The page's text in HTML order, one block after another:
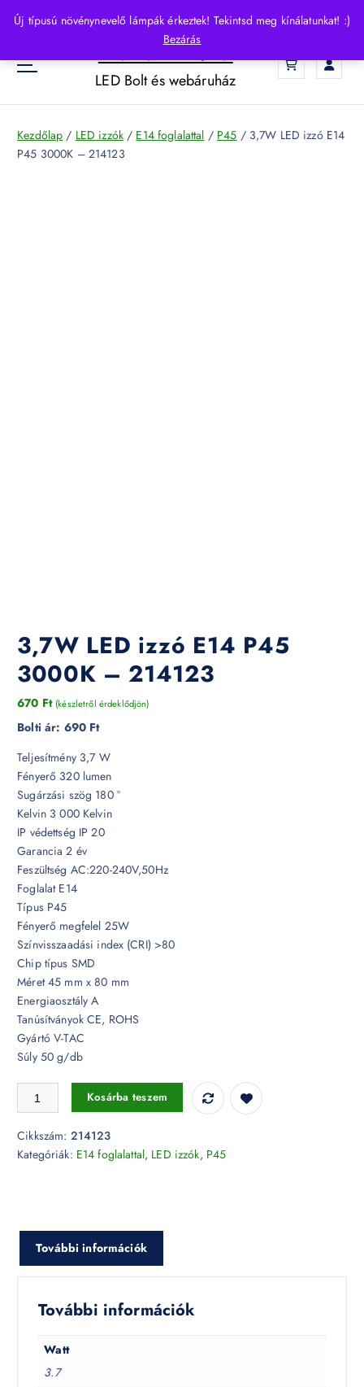
Új típusú növénynevelő lámpák érkeztek! Tekintsd meg kínálatunkat! :)
Bezárás
p
o
HelloLED.hu
LED Bolt és webáruház
Kezdőlap / LED izzók/ E14 foglalattal / P45 / 3,7W LED izzó E14
P45 3000K – 214123
3,7W LED izzó E14 P45
3000K – 214123
670 Ft (készletről érdeklődjön)
Bolti ár: 690 Ft
Teljesítmény 3,7 W
Fényerő 320 lumen
Sugárzási szög 180 °
Kelvin 3 000 Kelvin
IP védettség IP 20
Garancia 2 év
Feszültség AC:220-240V,50Hz
Foglalat E14
Típus P45
Fényerő megfelel 25W
Színvisszaadási index (CRI) >80
Chip típus SMD
Méret 45 mm x 80 mm
Energiaosztály A
Tanúsítványok CE, ROHS
Gyártó V-TAC
Súly 50 g/db
3,7W LED izzó E14 P45 3000K - 214123 mennyiség
Kosárba teszem
Cikkszám: 214123
Kategóriák: E14 foglalattal, LED izzók, P45
További információk
További információk
Watt
3.7